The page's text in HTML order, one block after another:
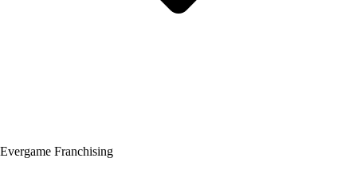
Evergame Franchising